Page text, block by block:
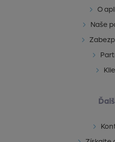
O
Naše